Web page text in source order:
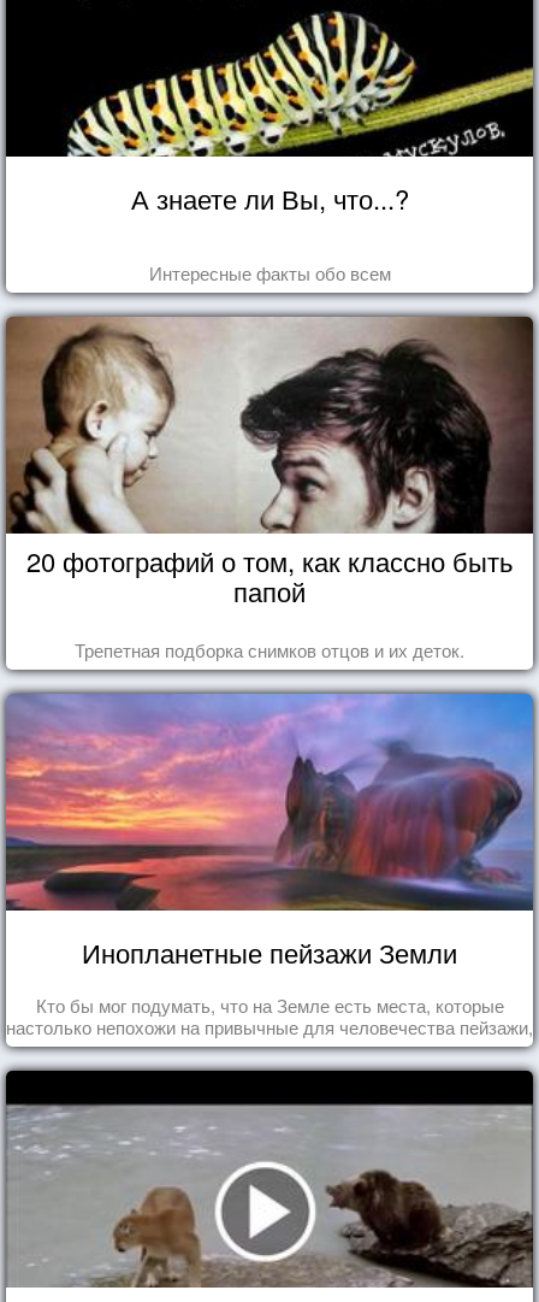
А знаете ли Вы, что...?
Интересные факты обо всем
20 фотографий о том, как классно быть
папой
Трепетная подборка снимков отцов и их деток.
Инопланетные пейзажи Земли
Кто бы мог подумать, что на Земле есть места, которые
настолько непохожи на привычные для человечества пейзажи,
что кажутся и вовсе инопланетными!